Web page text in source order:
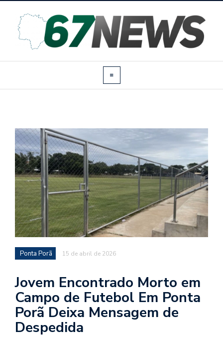
Ponta Porã 15 de abril de 2026
Jovem Encontrado Morto em
Campo de Futebol Em Ponta
Porã Deixa Mensagem de
Despedida